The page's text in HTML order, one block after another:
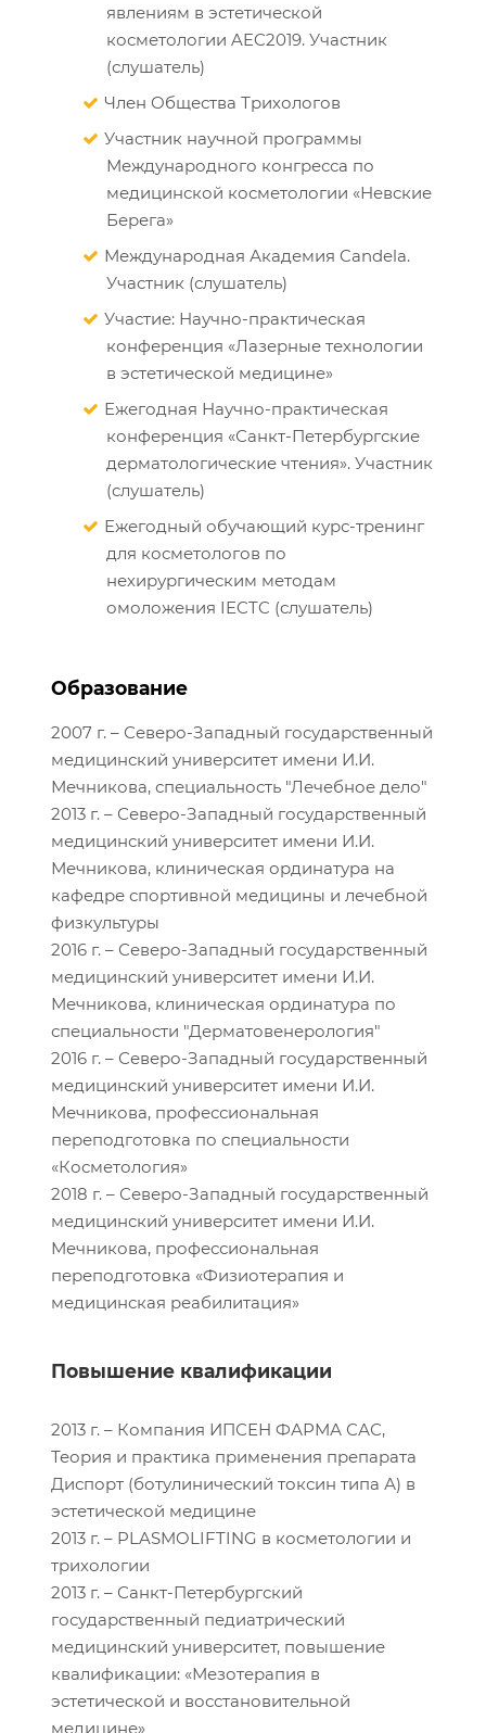
явлениям в эстетической
косметологии AEC2019. Участник
(слушатель)
Член Общества Трихологов
Участник научной программы
Международного конгресса по
медицинской косметологии «Невские
Берега»
Международная Академия Candela.
Участник (слушатель)
Участие: Научно-практическая
конференция «Лазерные технологии
в эстетической медицине»
Ежегодная Научно-практическая
конференция «Санкт-Петербургские
дерматологические чтения». Участник
(слушатель)
Ежегодный обучающий курс-тренинг
для косметологов по
нехирургическим методам
омоложения IECTC (слушатель)
Образование
2007 г. – Северо-Западный государственный
медицинский университет имени И.И.
Мечникова, специальность "Лечебное дело"
2013 г. – Северо-Западный государственный
медицинский университет имени И.И.
Мечникова, клиническая ординатура на
кафедре спортивной медицины и лечебной
физкультуры
2016 г. – Северо-Западный государственный
медицинский университет имени И.И.
Мечникова, клиническая ординатура по
специальности "Дерматовенерология"
2016 г. – Северо-Западный государственный
медицинский университет имени И.И.
Мечникова, профессиональная
переподготовка по специальности
«Косметология»
2018 г. – Северо-Западный государственный
медицинский университет имени И.И.
Мечникова, профессиональная
переподготовка «Физиотерапия и
медицинская реабилитация»
Повышение квалификации
2013 г. – Компания ИПСЕН ФАРМА САС,
Теория и практика применения препарата
Диспорт (ботулинический токсин типа А) в
эстетической медицине
2013 г. – PLASMOLIFTING в косметологии и
трихологии
2013 г. – Санкт-Петербургский
государственный педиатрический
медицинский университет, повышение
квалификации: «Мезотерапия в
эстетической и восстановительной
медицине»